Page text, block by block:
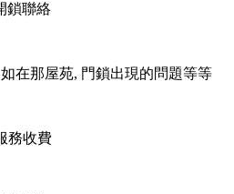
鎖聯絡
在那屋苑, 門鎖出現的問題等等
務收費